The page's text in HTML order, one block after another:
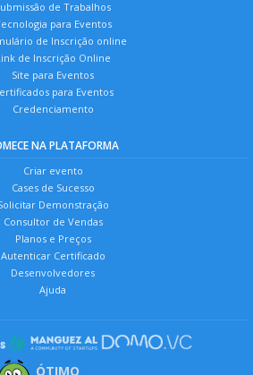
de Trabalhos
para Eventos
de Inscrição online
de Inscrição Online
Site para Eventos
para Eventos
Credenciamento
NA PLATAFORMA
Criar evento
Cases de Sucesso
Demonstração
Consultor de Vendas
Planos e Preços
Autenticar Certificado
Desenvolvedores
Ajuda
ÓTIMO